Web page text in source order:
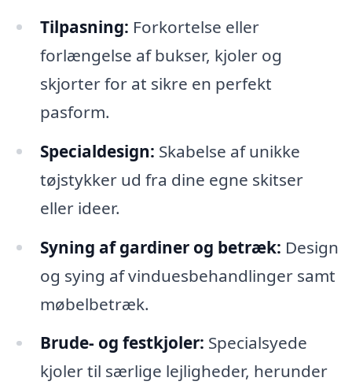
Tilpasning: Forkortelse eller
forlængelse af bukser, kjoler og
skjorter for at sikre en perfekt
pasform.
Specialdesign: Skabelse af unikke
tøjstykker ud fra dine egne skitser
eller ideer.
Syning af gardiner og betræk: Design
og sying af vinduesbehandlinger samt
møbelbetræk.
Brude- og festkjoler: Specialsyede
kjoler til særlige lejligheder, herunder